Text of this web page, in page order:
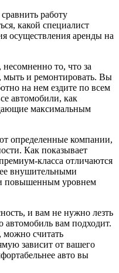
работу
какой специалист
осуществления аренды на
то, что за
мыть и ремонтировать. Вы
на нем ездите по всем
автомобили, как
максимальным
определенные компании,
Как показывает
класса отличаются
внушительными
повышенным уровнем
и вам не нужно лезть
автомобиль вам подходит.
считать
зависит от вашего
авто вы